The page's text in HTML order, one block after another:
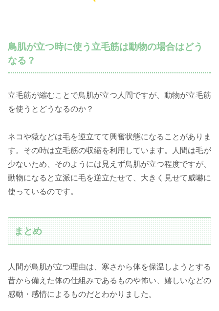
鳥肌が立つ時に使う立毛筋は動物の場合はどう
なる？
立毛筋が縮むことで鳥肌が立つ人間ですが、動物が立毛筋
を使うとどうなるのか？
ネコや猿などは毛を逆立てて興奮状態になることがありま
す。その時は立毛筋の収縮を利用しています。人間は毛が
少ないため、そのようには見えず鳥肌が立つ程度ですが、
動物になると立派に毛を逆立たせて、大きく見せて威嚇に
使っているのです。
まとめ
人間が鳥肌が立つ理由は、寒さから体を保温しようとする
昔から備えた体の仕組みであるものや怖い、嬉しいなどの
感動・感情によるものだとわかりました。